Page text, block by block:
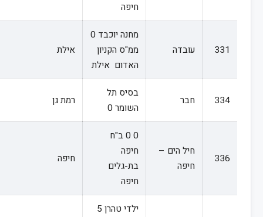
חיפה
331 עובדה
מחנה יוכבד 0
ממ"ס הקניון
האדום אילת
אילת
334 חבר
בסיס תל
השומר 0
רמת גן
336
חיל הים –
חיפה
0 0 ב"ח
חיפה
בת-גלים
חיפה
חיפה
ילדי טהרן 5